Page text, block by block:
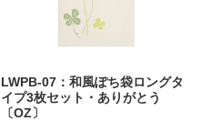
LWPB-07：和風ぽち袋ロングタ
イプ3枚セット・ありがとう
〔OZ〕